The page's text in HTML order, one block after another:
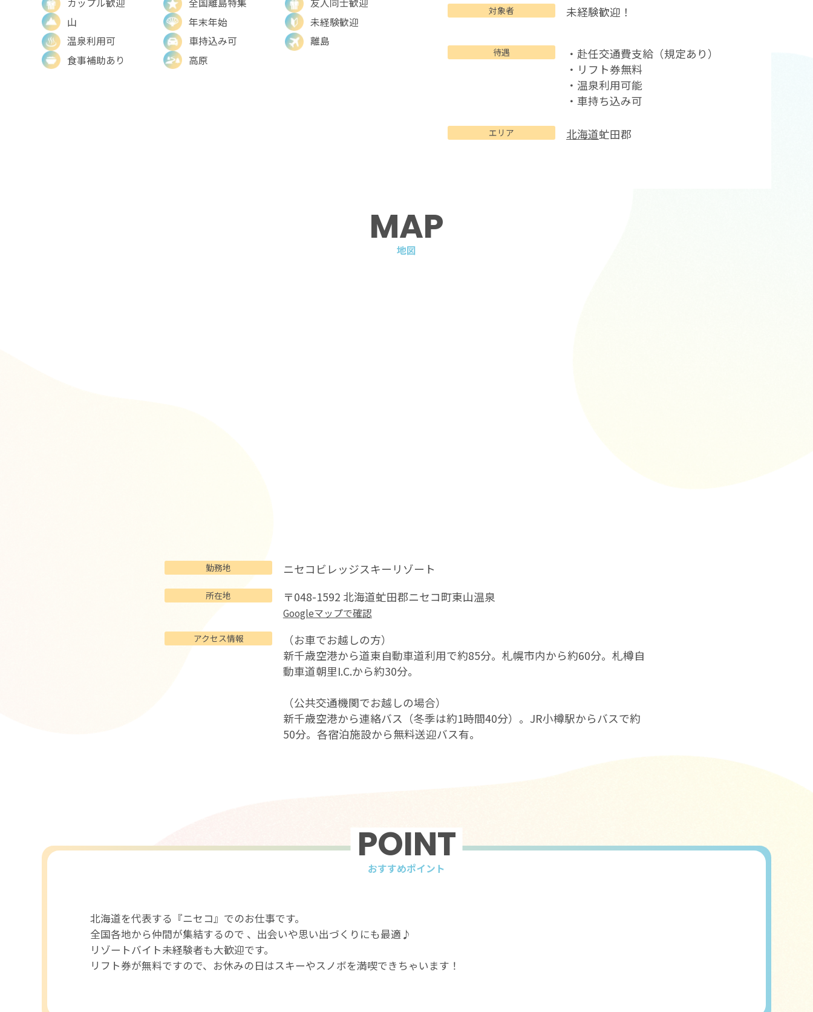
カップル歓迎 全国離島特集
友人同士歓迎
山
年末年始
未経験歓迎
温泉利用可
車持込み可
離島
食事補助あり
高原
対象者 未経験歓迎！
待遇
・赴任交通費支給（規定あり）
・リフト券無料
・温泉利用可能
・車持ち込み可
エリア 北海道虻田郡
MAP
地図
勤務地 ニセコビレッジスキーリゾート
所在地 〒048-1592 北海道虻田郡ニセコ町東山温泉
Googleマップで確認
アクセス情報
（お車でお越しの方）
新千歳空港から道東自動車道利用で約85分。札幌市内から約60分。札樽自
動車道朝里I.C.から約30分。
（公共交通機関でお越しの場合）
新千歳空港から連絡バス（冬季は約1時間40分）。JR小樽駅からバスで約
50分。各宿泊施設から無料送迎バス有。
POINT
おすすめポイント
北海道を代表する『ニセコ』でのお仕事です。
全国各地から仲間が集結するので 、出会いや思い出づくりにも最適♪
リゾートバイト未経験者も大歓迎です。
リフト券が無料ですので、お休みの日はスキーやスノボを満喫できちゃいます！